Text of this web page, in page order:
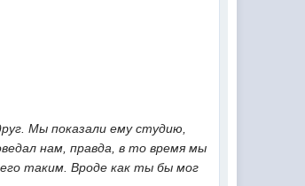
Мы показали ему студию,
нам, правда, в то время мы
таким. Вроде как ты бы мог